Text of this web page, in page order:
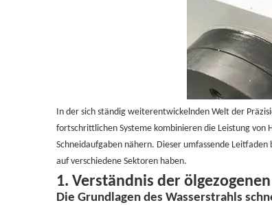
In der sich ständig weiterentwickelnden Welt der
fortschrittlichen Systeme kombinieren die Leistung
Schneidaufgaben nähern. Dieser umfassende
auf verschiedene Sektoren haben.
1. Verständnis der
Die Grundlagen des Wasserstrahls